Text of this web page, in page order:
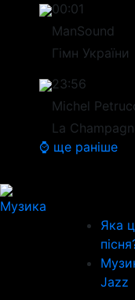
00:01
ManSound
Гімн України
23:56
Michel
La
⌚ ще раніше
Музика
Яка
Jazz